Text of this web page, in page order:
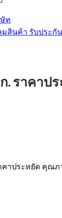
ท
มสินค้า รับประกัน
. ราคา
คาประหยัด คุณ